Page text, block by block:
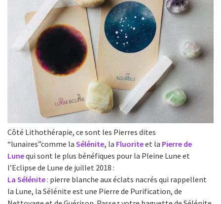
Côté Lithothérapie, ce sont les Pierres dites
“lunaires”comme la Sélénite, la Fluoriteet la Pierre de
Lunequi sont le plus bénéfiques pour la Pleine Lune et
l’Eclipse de Lune de juillet 2018 :
La Sélénite: pierre blanche aux éclats nacrés qui rappellent
la Lune, la Sélénite est une Pierre de Purification, de